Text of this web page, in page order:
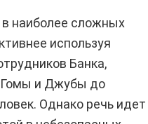
наиболее сложных
используя
Банка,
Гомы и Джубы до
Однако речь идет